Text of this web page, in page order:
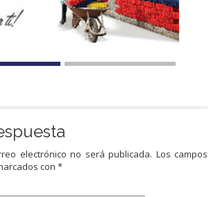
electrónico no será publicada. Los campos
con *